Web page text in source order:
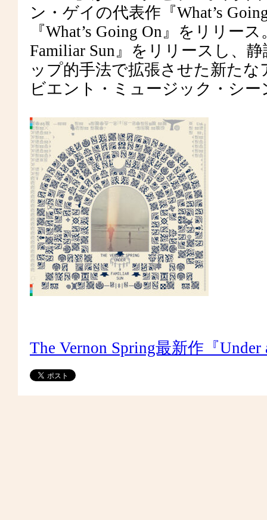
ン・ゲイの代表作『What’s
『What’s Going On』をリリー
Familiar Sun』をリリースし、
ップ的手法で拡張させた新た
ビエント・ミュージック・シ
The Vernon Spring最新作『